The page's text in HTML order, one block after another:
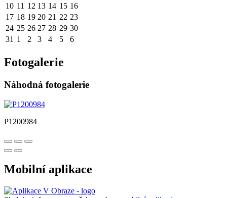
10 11 12 13 14 15 16
17 18 19 20 21 22 23
24 25 26 27 28 29 30
31 1 2 3 4 5 6
Fotogalerie
Náhodná fotogalerie
P1200984
Mobilní aplikace